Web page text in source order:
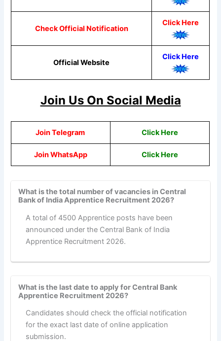
Check Official Notification
Click Here
Official Website
Click Here
Join Us On Social Media
Join Telegram Click Here
Join WhatsApp ClickHere
What is the total number of vacancies in Central
Bank of India Apprentice Recruitment 2026?
A total of 4500 Apprentice posts have been
announced under the Central Bank of India
Apprentice Recruitment 2026.
What is the last date to apply for Central Bank
Apprentice Recruitment 2026?
Candidates should check the official notification
for the exact last date of online application
submission.